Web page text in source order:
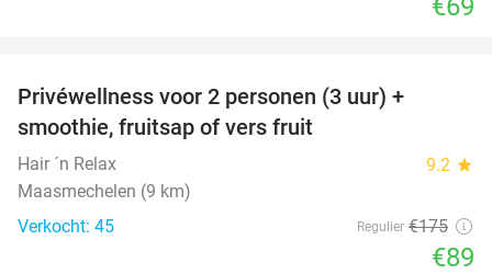
€69
Privéwellness voor 2 personen (3 uur) +
smoothie, fruitsap of vers fruit
Hair ´n Relax 9.2 star
Maasmechelen (9 km)
Verkocht: 45
Regulier €175
€89